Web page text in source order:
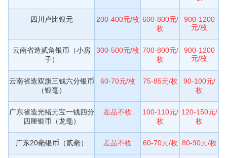
四川卢比银元 200-400元/枚 600-800元/
枚
900-1200
元/枚
云南省造贰角银币（小房
子）
300-500元/枚 700-800元/
枚
900-1200
元/枚
云南省造双旗三钱六分银币
（银毫）
60-70元/枚 75-85元/枚
90-100元/
枚
广东省造光绪元宝一钱四分
四厘银币（龙毫）
差品不收
100-110元/
枚
120-150元/
枚
广东20毫银币（贰毫） 差品不收 60-70元/枚 80-90元/枚